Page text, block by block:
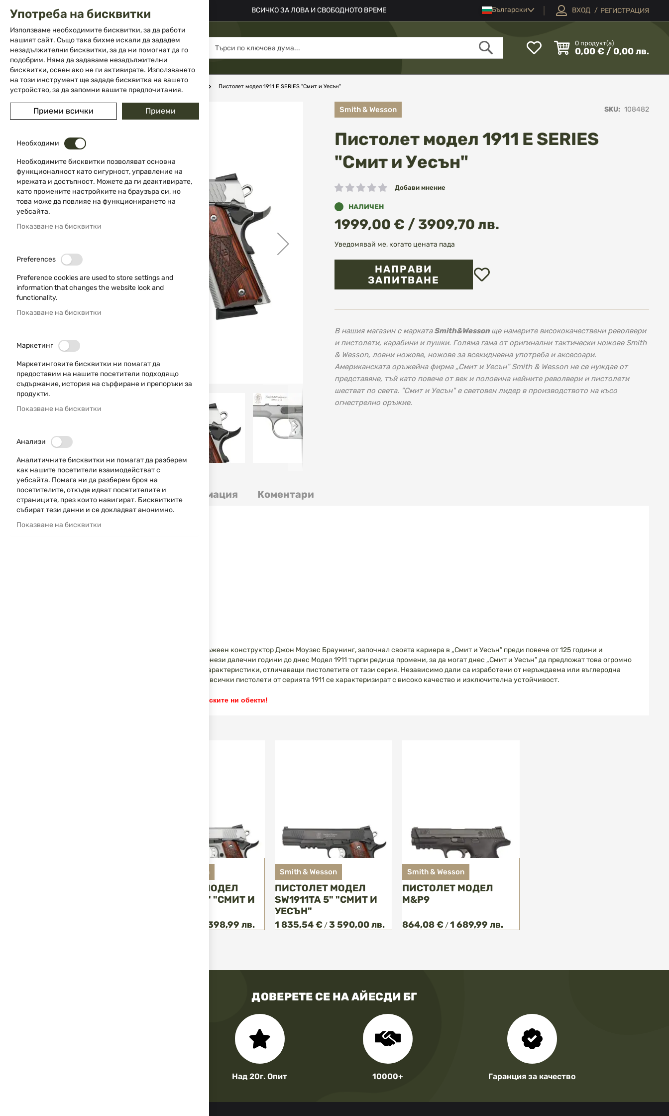
02 983 5014 office@isd-bg.com
Прескачане
съдържанието
ВСИЧКО ЗА ЛОВА И СВОБОДНОТО ВРЕМЕ ЕзикБългарски ВХОД РЕГИСТРАЦИЯ
МЕНЮ
Моят
списък
любими
0 продукт(а)
0,00 € / 0,00 лв.
Търсене
Начало Пистолет модел 1911 E SERIES "Смит и Уесън"
Smith & Wesson SKU 108482
Пистолет модел 1911 E SERIES
"Смит и Уесън"
рейтинг: Добави мнение
НАЛИЧЕН
1999,00 € / 3909,70 лв.
Уведомявай ме, когато цената пада
НАПРАВИ
ЗАПИТВАНЕ
В нашия магазин с маркатаSmith&Wesson ще намерите висококачествени револвери
и пистолети, карабини и пушки. Голяма гама от оригинални тактически ножове Smith
& Wesson, ловни ножове, ножове за всекидневна употреба и аксесоари.
Американската оръжейна фирма „Смит и Уесън” Smith & Wesson не се нуждае от
представяне, тъй като повече от век и половина нейните револвери и пистолети
шестват по света. "Смит и Уесън" е световен лидер в производството на късо
огнестрелно оръжие.
Преминете
галерията
изображенията
Преминете
към
началото
на
галерия
със
Детайли
Спецификации:
Създател на прочутия Модел 1911 е известният оръжеен конструктор Джон Моузес Браунинг, започнал своята кариера в „Смит и Уесън” преди повече от 125 години и
конструирал над 100 модела стрелкови оръжия. От онези далечни години до днес Модел 1911 търпи редица промени, за да могат днес „Смит и Уесън” да предложат това огромно
разнообразие от материали, покрития и уникални характеристики, отличаващи пистолетите от тази серия. Независимо дали са изработени от неръждаема или въглеродна
стомана, или от лека алуминиево-скандиева сплав, всички пистолети от серията 1911 се характеризират с високо качество и изключителна устойчивост.
Този продукт може да бъде закупен само в търговските ни обекти!
Допълнителна информация Коментари
Smith & Wesson
ПИСТОЛЕТ МОДЕЛ
SW1911TA/ 5" "СМИТ И
4 398,99 лв.
Smith & Wesson
ПИСТОЛЕТ МОДЕЛ
SW1911TA 5" "СМИТ И
УЕСЪН"
1 835,54 € /3 590,00 лв.
Smith & Wesson
ПИСТОЛЕТ МОДЕЛ
М&P9
864,08 € /1 689,99 лв.
ДОВЕРЕТЕ СЕ НА АЙЕСДИ БГ
Над 20г. Опит 10000+ Гаранция за качество
Употреба на бисквитки
Използваме необходимите бисквитки, за да работи
нашият сайт. Също така бихме искали да зададем
незадължителни бисквитки, за да ни помогнат да го
подобрим. Няма да задаваме незадължителни
бисквитки, освен ако не ги активирате. Използването
на този инструмент ще зададе бисквитка на вашето
устройство, за да запомни вашите предпочитания.
Приеми всички Приеми
Необходими
Необходимите бисквитки позволяват основна
функционалност като сигурност, управление на
мрежата и достъпност. Можете да ги деактивирате,
като промените настройките на браузъра си, но
това може да повлияе на функционирането на
уебсайта.
Показване на бисквитки
Preferences
Preference cookies are used to store settings and
information that changes the website look and
functionality.
Показване на бисквитки
Маркетинг
Маркетинговите бисквитки ни помагат да
предоставим на нашите посетители подходящо
съдържание, история на сърфиране и препоръки за
продукти.
Показване на бисквитки
Анализи
Аналитичните бисквитки ни помагат да разберем
как нашите посетители взаимодействат с
уебсайта. Помага ни да разберем броя на
посетителите, откъде идват посетителите и
страниците, през които навигират. Бисквитките
събират тези данни и се докладват анонимно.
Показване на бисквитки